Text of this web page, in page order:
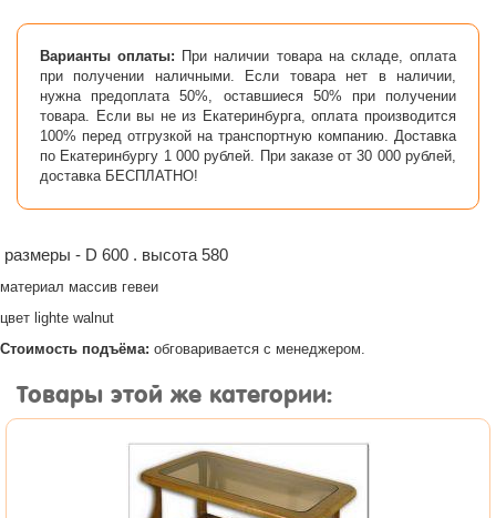
Варианты оплаты: При наличии товара на складе, оплата
при получении наличными. Если товара нет в наличии,
нужна предоплата 50%, оставшиеся 50% при получении
товара. Если вы не из Екатеринбурга, оплата производится
100% перед отгрузкой на транспортную компанию. Доставка
по Екатеринбургу 1 000 рублей. При заказе от 30 000 рублей,
доставка БЕСПЛАТНО!
размеры - D 600 . высота 580
материал массив гевеи
цвет lighte walnut
Стоимость подъёма: обговаривается с менеджером.
Товары этой же категории: